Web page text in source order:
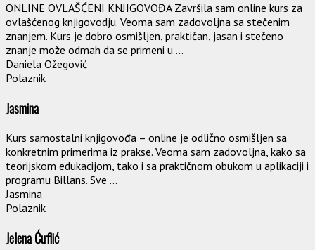
ONLINE OVLAŠĆENI KNJIGOVOĐA Završila sam online kurs za
ovlašćenog knjigovodju. Veoma sam zadovoljna sa stečenim
znanjem. Kurs je dobro osmišljen, praktičan, jasan i stečeno
znanje može odmah da se primeni u ...
Daniela Ožegović
Polaznik
Jasmina
Kurs samostalni knjigovođa – online je odlično osmišljen sa
konkretnim primerima iz prakse. Veoma sam zadovoljna, kako sa
teorijskom edukacijom, tako i sa praktičnom obukom u aplikaciji i
programu Billans. Sve ...
Jasmina
Polaznik
Jelena Ćuflić